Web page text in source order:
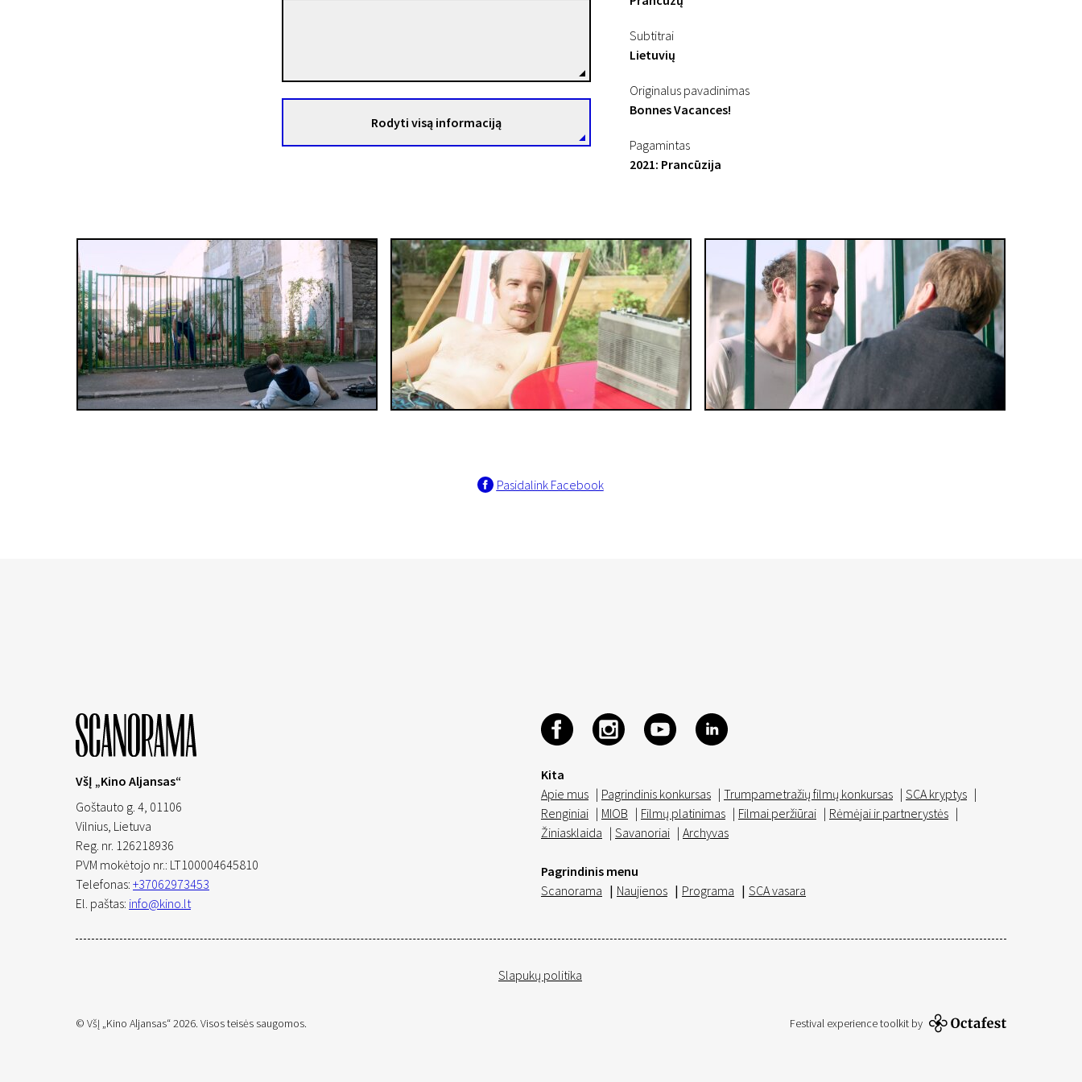
Rodyti visą informaciją
Subtitrai
Lietuvių
Originalus pavadinimas
Bonnes Vacances!
Pagamintas
2021: Prancūzija
Pasidalink Facebook
Kita
Apie mus | Pagrindinis konkursas | Trumpametražių filmų konkursas | SCA kryptys |
Renginiai | MIOB | Filmų platinimas | Filmai peržiūrai | Rėmėjai ir partnerystės |
Žiniasklaida | Savanoriai | Archyvas
Pagrindinis menu
Scanorama | Naujienos | Programa | SCA vasara
VšĮ „Kino Aljansas“
Goštauto g. 4, 01106
Vilnius, Lietuva
Reg. nr. 126218936
PVM mokėtojo nr.: LT100004645810
Telefonas: +37062973453
El. paštas: info@kino.lt
Slapukų politika
© VšĮ „Kino Aljansas“ 2026. Visos teisės saugomos. Festival experience toolkit by